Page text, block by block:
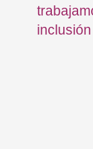
inclusión